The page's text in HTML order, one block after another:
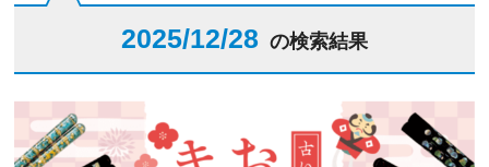
2025/12/28 の検索結果